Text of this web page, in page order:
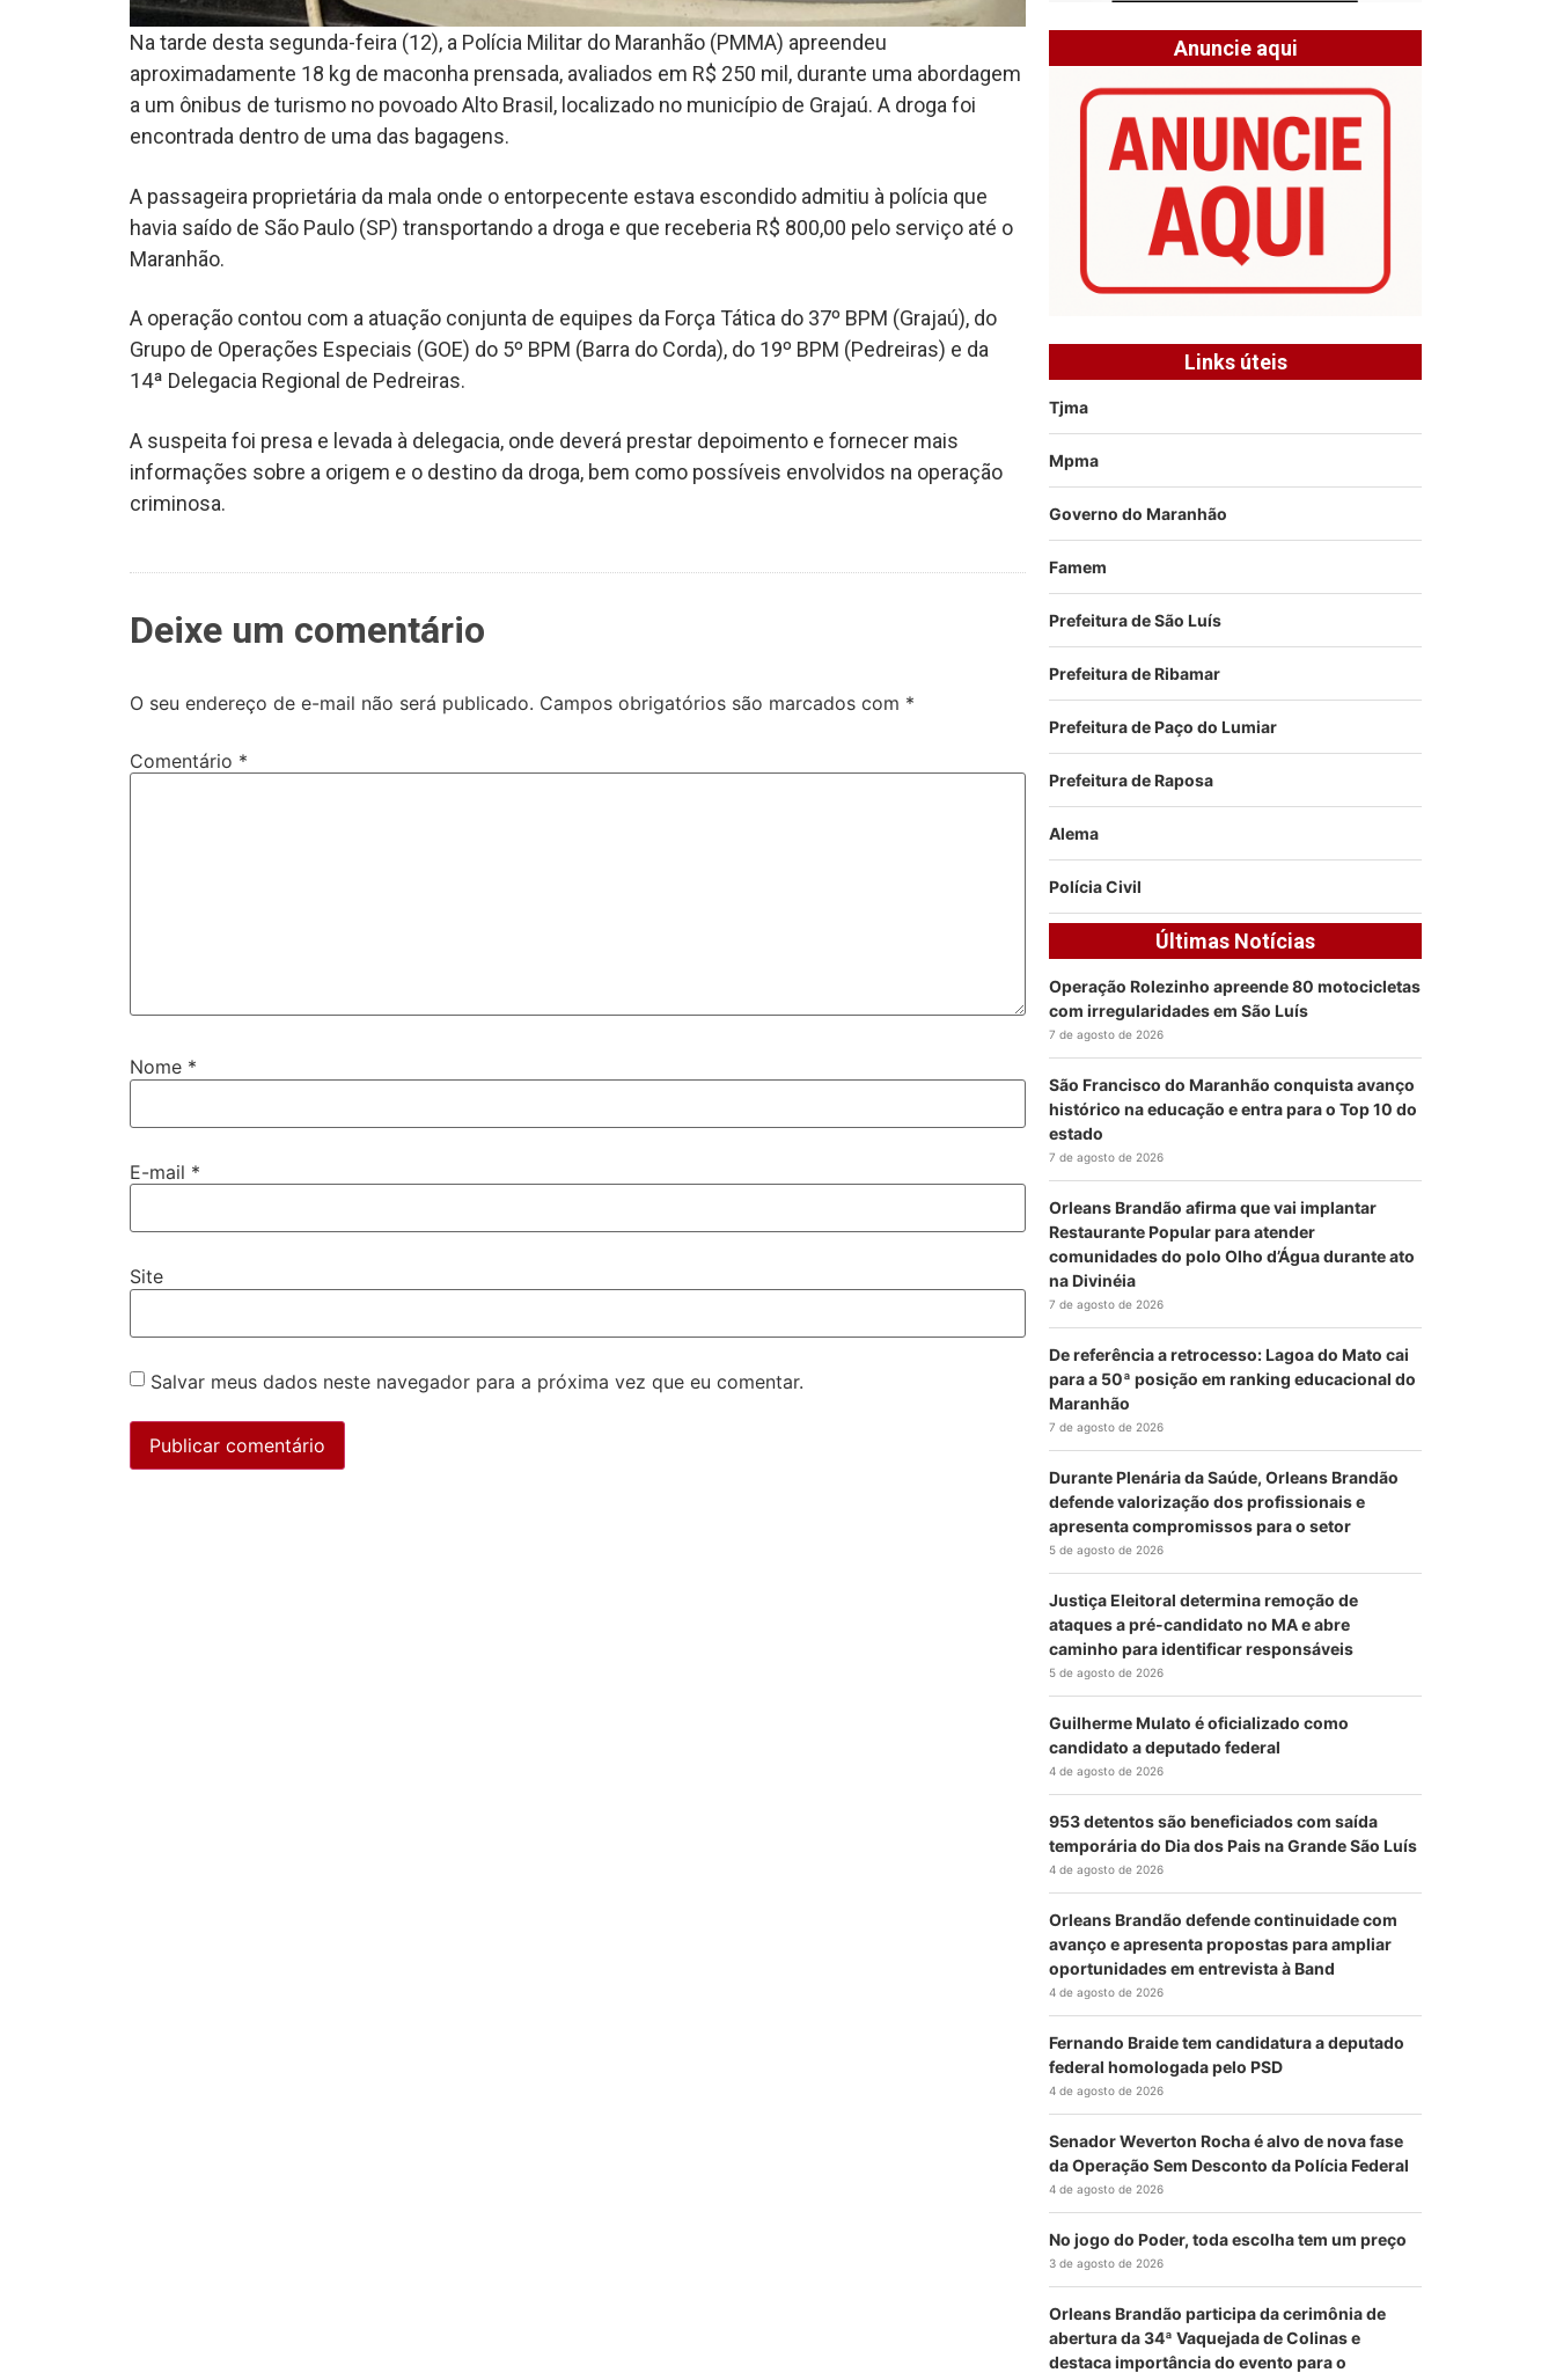
Na tarde desta segunda-feira (12), a Polícia Militar do Maranhão (PMMA) apreendeu
aproximadamente 18 kg de maconha prensada, avaliados em R$ 250 mil, durante uma abordagem
a um ônibus de turismo no povoado Alto Brasil, localizado no município de Grajaú. A droga foi
encontrada dentro de uma das bagagens.
A passageira proprietária da mala onde o entorpecente estava escondido admitiu à polícia que
havia saído de São Paulo (SP) transportando a droga e que receberia R$ 800,00 pelo serviço até o
Maranhão.
A operação contou com a atuação conjunta de equipes da Força Tática do 37º BPM (Grajaú), do
Grupo de Operações Especiais (GOE) do 5º BPM (Barra do Corda), do 19º BPM (Pedreiras) e da
14ª Delegacia Regional de Pedreiras.
A suspeita foi presa e levada à delegacia, onde deverá prestar depoimento e fornecer mais
informações sobre a origem e o destino da droga, bem como possíveis envolvidos na operação
criminosa.
Deixe um comentário
O seu endereço de e-mail não será publicado. Campos obrigatórios são marcados com *
Comentário *
Nome *
E-mail *
Site
Salvar meus dados neste navegador para a próxima vez que eu comentar.
Anuncie aqui
Links úteis
Tjma
Mpma
Governo do Maranhão
Famem
Prefeitura de São Luís
Prefeitura de Ribamar
Prefeitura de Paço do Lumiar
Prefeitura de Raposa
Alema
Polícia Civil
Últimas Notícias
Operação Rolezinho apreende 80 motocicletas
com irregularidades em São Luís
7 de agosto de 2026
São Francisco do Maranhão conquista avanço
histórico na educação e entra para o Top 10 do
estado
7 de agosto de 2026
Orleans Brandão afirma que vai implantar
Restaurante Popular para atender
comunidades do polo Olho d’Água durante ato
na Divinéia
7 de agosto de 2026
De referência a retrocesso: Lagoa do Mato cai
para a 50ª posição em ranking educacional do
Maranhão
7 de agosto de 2026
Durante Plenária da Saúde, Orleans Brandão
defende valorização dos profissionais e
apresenta compromissos para o setor
5 de agosto de 2026
Justiça Eleitoral determina remoção de
ataques a pré-candidato no MA e abre
caminho para identificar responsáveis
5 de agosto de 2026
Guilherme Mulato é oficializado como
candidato a deputado federal
4 de agosto de 2026
953 detentos são beneficiados com saída
temporária do Dia dos Pais na Grande São Luís
4 de agosto de 2026
Orleans Brandão defende continuidade com
avanço e apresenta propostas para ampliar
oportunidades em entrevista à Band
4 de agosto de 2026
Fernando Braide tem candidatura a deputado
federal homologada pelo PSD
4 de agosto de 2026
Senador Weverton Rocha é alvo de nova fase
da Operação Sem Desconto da Polícia Federal
4 de agosto de 2026
No jogo do Poder, toda escolha tem um preço
3 de agosto de 2026
Orleans Brandão participa da cerimônia de
abertura da 34ª Vaquejada de Colinas e
destaca importância do evento para o